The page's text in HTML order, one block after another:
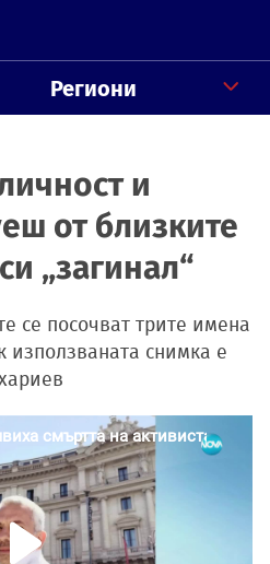
Региони
и
от близките
„загинал“
се посочват трите имена
използваната снимка е